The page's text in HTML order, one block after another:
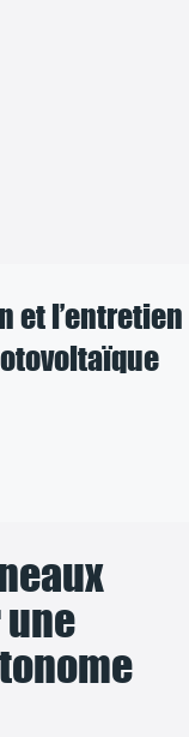
et l’entretien